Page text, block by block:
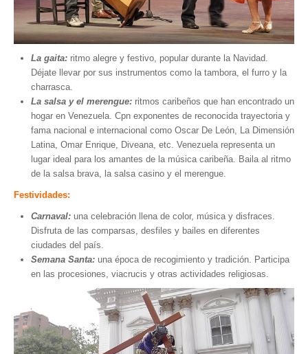
Mérida
Museos y otros sitios de interés en Amazonas
Museos y otros sitios de interés en Anzoátegui
Museos y otros sitios de interés en Aragua
Museos y otros sitios de interés en Bolívar
Museos y otros sitios de interés en Falcón
Museos y otros sitios de interés en Sucre
Puerto La Cruz
Noticias turísticas
Gastronomía
Cocinando a mi manera
Diseño de Websites
Hosting / Alojamiento para Websites
La gaita: ritmo alegre y festivo, popular durante la Navidad.
Déjate llevar por sus instrumentos como la tambora, el furro y la
charrasca.
La salsa y el merengue: ritmos caribeños que han encontrado un
hogar en Venezuela. Cpn exponentes de reconocida trayectoria y
fama nacional e internacional como Oscar De León, La Dimensión
Latina, Omar Enrique, Diveana, etc. Venezuela representa un
lugar ideal para los amantes de la música caribeña. Baila al ritmo
de la salsa brava, la salsa casino y el merengue.
Festividades:
Carnaval: una celebración llena de color, música y disfraces.
Disfruta de las comparsas, desfiles y bailes en diferentes
ciudades del país.
Semana Santa: una época de recogimiento y tradición. Participa
en las procesiones, viacrucis y otras actividades religiosas.